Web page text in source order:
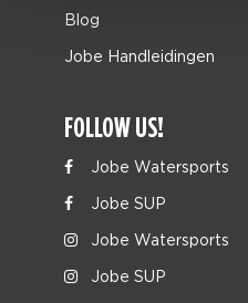
Blog
Jobe Handleidingen
FOLLOW US!
Jobe Watersports
Jobe SUP
Jobe Watersports
Jobe SUP